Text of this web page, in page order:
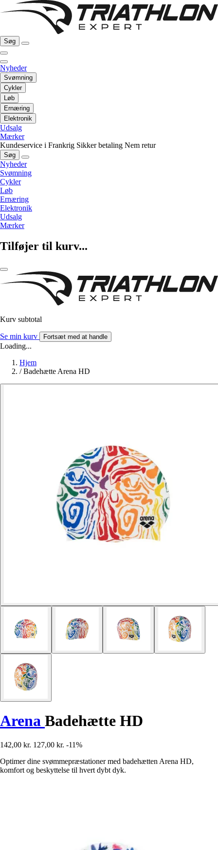
Søg
Nyheder
Svømning
Cykler
Løb
Ernæring
Elektronik
Udsalg
Mærker
Kundeservice i Frankrig Sikker betaling Nem retur
Søg
Nyheder
Svømning
Cykler
Løb
Ernæring
Elektronik
Udsalg
Mærker
Tilføjer til kurv...
Kurv subtotal
Se min kurv Fortsæt med at handle
Loading...
Hjem
/ Badehætte Arena HD
Arena Badehætte HD
142,00 kr. 127,00 kr. -11%
Optimer dine svømmepræstationer med badehætten Arena HD,
komfort og beskyttelse til hvert dybt dyk.